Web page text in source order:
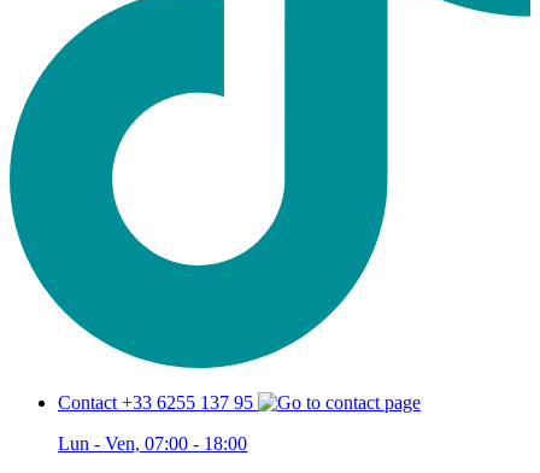
Contact +33 6255 137 95
Lun - Ven, 07:00 - 18:00